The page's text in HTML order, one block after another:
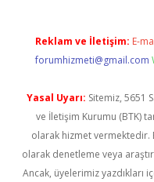
Reklam ve İletişim: E-
forumhizmeti@gmail.com
Yasal Uyarı: Sitemiz, 5651
ve İletişim Kurumu (BTK)
olarak hizmet
olarak denetleme veya
Ancak, üyelerimiz yazdıkları